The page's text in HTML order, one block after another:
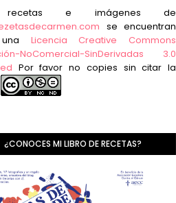
e imágenes de
se encuentran
Licencia Creative Commons
NoComercial-SinDerivadas 3.0
Por favor no copies sin citar la
¿CONOCES MI LIBRO DE RECETAS?